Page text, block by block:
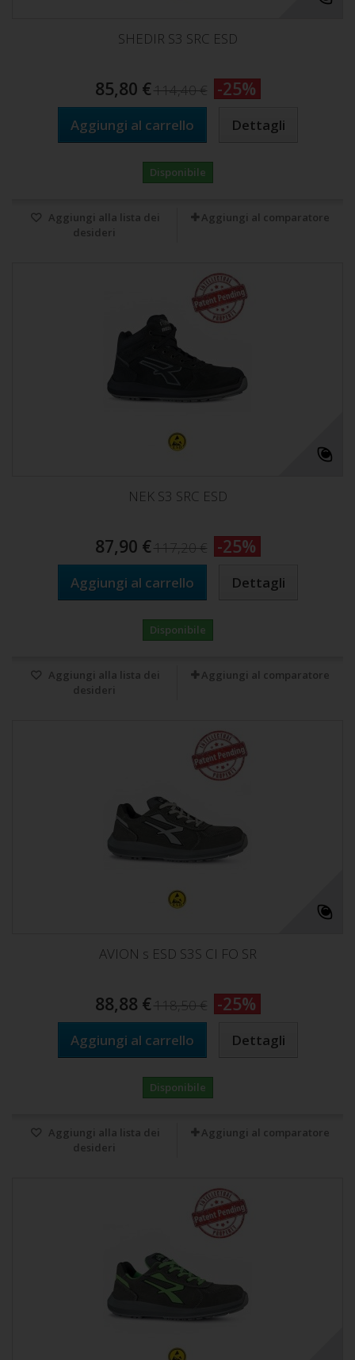
SHEDIR S3 SRC ESD
85,80 €114,40 € -25%
Aggiungi al carrello Dettagli
Disponibile
Aggiungi alla lista dei
desideri
Aggiungi al comparatore
NEK S3 SRC ESD
87,90 €117,20 € -25%
Aggiungi al carrello Dettagli
Disponibile
Aggiungi alla lista dei
desideri
Aggiungi al comparatore
AVION s ESD S3S CI FO SR
88,88 €118,50 € -25%
Aggiungi al carrello Dettagli
Disponibile
Aggiungi alla lista dei
desideri
Aggiungi al comparatore